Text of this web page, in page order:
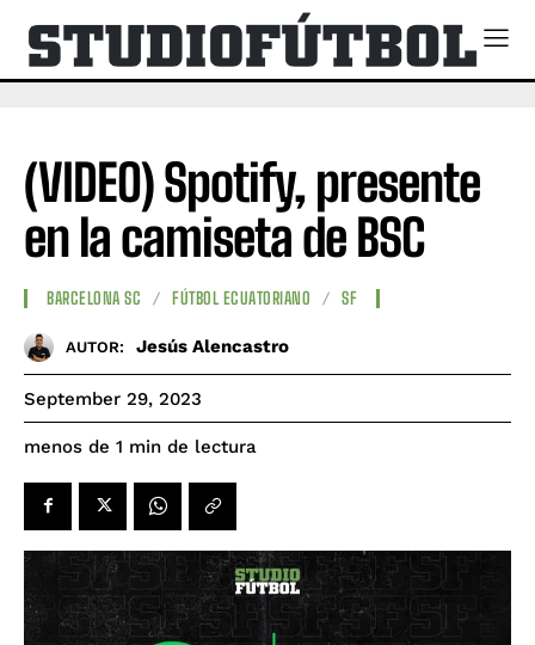
(VIDEO) Spotify, presente
en la camiseta de BSC
BARCELONA SC FÚTBOL ECUATORIANO SF
AUTOR: Jesús Alencastro
September 29, 2023
menos de 1 min de lectura